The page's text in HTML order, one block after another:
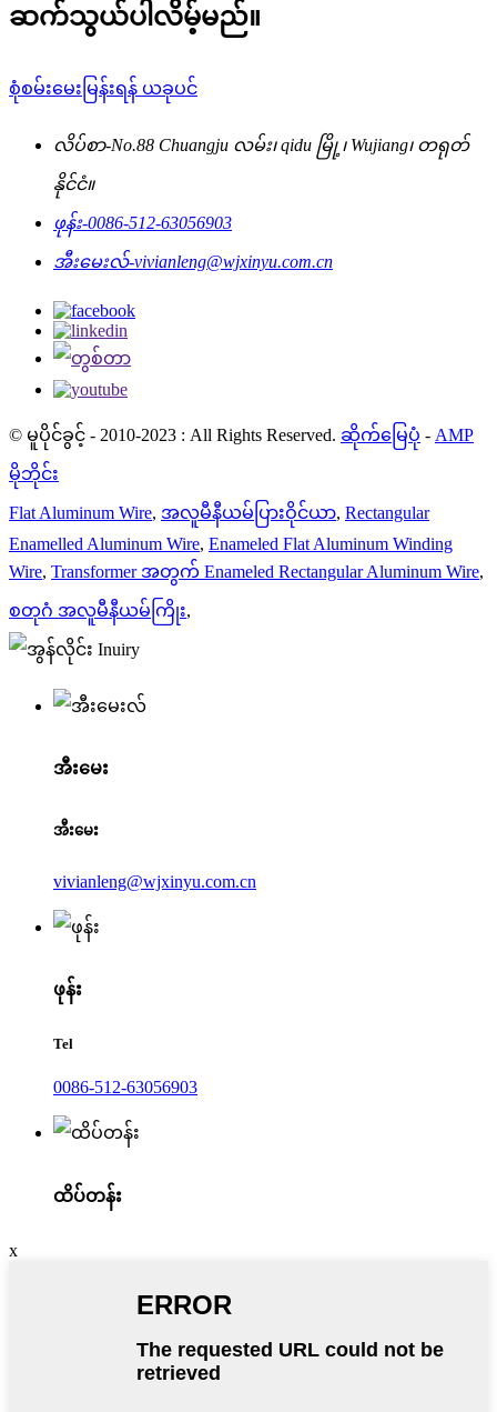
ဆက်သွယ်ပါလိမ့်မည်။
စုံစမ်းမေးမြန်းရန် ယခုပင်
လိပ်စာ-No.88 Chuangju လမ်း၊ qidu မြို့၊ Wujiang၊ တရုတ်
နိုင်ငံ။
ဖုန်း-0086-512-63056903
အီးမေးလ်-vivianleng@wjxinyu.com.cn
© မူပိုင်ခွင့် - 2010-2023 : All Rights Reserved. ဆိုက်မြေပုံ - AMP
မိုဘိုင်း
Flat Aluminum Wire, အလူမီနီယမ်ပြားဝိုင်ယာ, Rectangular
Enamelled Aluminum Wire, Enameled Flat Aluminum Winding
Wire, Transformer အတွက် Enameled Rectangular Aluminum Wire,
စတုဂံ အလူမီနီယမ်ကြိုး,
အီးမေး
အီးမေး
vivianleng@wjxinyu.com.cn
ဖုန်း
Tel
0086-512-63056903
ထိပ်တန်း
x